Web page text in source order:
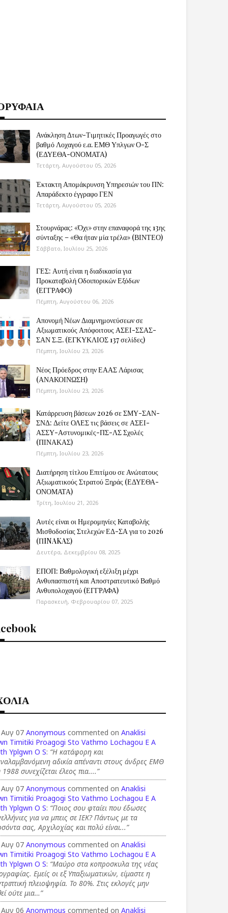
Ανάκληση Δτων-Τιμητικές Προαγωγές στο
βαθμό Λοχαγού ε.α. ΕΜΘ Υπλγων Ο-Σ
(ΕΔΥΕΘΑ-ΟΝΟΜΑΤΑ)
Τετάρτη, Αυγούστου 05, 2026
Έκτακτη Απομάκρυνση Υπηρεσιών του ΠΝ:
Απαράδεκτο έγγραφο ΓΕΝ
Τετάρτη, Αυγούστου 05, 2026
Στουρνάρας: «Όχι» στην επαναφορά της 13ης
σύνταξης – «Θα ήταν μία τρέλα» (ΒΙΝΤΕΟ)
Σάββατο, Ιουλίου 25, 2026
ΓΕΣ: Αυτή είναι η διαδικασία για
Προκαταβολή Οδοιπορικών Εξόδων
(ΕΓΓΡΑΦΟ)
Πέμπτη, Αυγούστου 06, 2026
Απονομή Νέων Διαμνημονεύσεων σε
Αξιωματικούς Απόφοιτους ΑΣΕΙ-ΣΣΑΣ-
ΣΑΝ Σ.Ξ. (ΕΓΚΥΚΛΙΟΣ 137 σελίδες)
Πέμπτη, Ιουλίου 23, 2026
Νέος Πρόεδρος στην ΕΑΑΣ Λάρισας
(ΑΝΑΚΟΙΝΩΣΗ)
Πέμπτη, Ιουλίου 23, 2026
Κατάρρευση βάσεων 2026 σε ΣΜΥ-ΣΑΝ-
ΣΝΔ: Δείτε ΟΛΕΣ τις βάσεις σε ΑΣΕΙ-
ΑΣΣΥ-Αστυνομικές-ΠΣ-ΛΣ Σχολές
(ΠΙΝΑΚΑΣ)
Πέμπτη, Ιουλίου 23, 2026
Διατήρηση τίτλου Επιτίμου σε Ανώτατους
Αξιωματικούς Στρατού Ξηράς (ΕΔΥΕΘΑ-
ΟΝΟΜΑΤΑ)
Τρίτη, Ιουλίου 21, 2026
Αυτές είναι οι Ημερομηνίες Καταβολής
Μισθοδοσίας Στελεχών ΕΔ-ΣΑ για το 2026
(ΠINAKAΣ)
Δευτέρα, Δεκεμβρίου 08, 2025
ΕΠΟΠ: Βαθμολογική εξέλιξη μέχρι
Ανθυπασπιστή και Αποστρατευτικό Βαθμό
Ανθυπολοχαγού (ΕΓΓΡΑΦΑ)
Παρασκευή, Φεβρουαρίου 07, 2025
Αυγ 07Anonymous commented onAnaklisi
Timitiki Proagogi Sto Vathmo Lochagou E A
Yplgwn O S: “Η κατάφορη και
αδικία απέναντι στους άνδρες ΕΜΘ
1988 συνεχίζεται έλεος πια....”
Αυγ 07Anonymous commented onAnaklisi
Timitiki Proagogi Sto Vathmo Lochagou E A
Yplgwn O S: “Ποιος σου φταίει που έδωσες
για να μπεις σε ΙΕΚ? Πάντως με τα
σας, Αρχιλοχίας και πολύ είναι...”
Αυγ 07Anonymous commented onAnaklisi
Timitiki Proagogi Sto Vathmo Lochagou E A
Yplgwn O S: “Μαύρο στα κοπροσκυλα της νέας
Εμείς οι εξ Υπαξιωματικών, είμαστε η
πλειοψηφία. Το 80%. Στις εκλογές μην
ούτε μια…”
Αυγ 06Anonymous commented onAnaklisi